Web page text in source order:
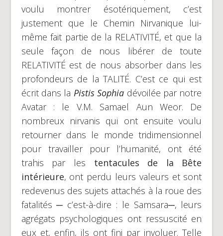
voulu montrer ésotériquement, c’est
justement que le Chemin Nirvanique lui-
même fait partie de la RELATIVITÉ, et que la
seule façon de nous libérer de toute
RELATIVITÉ est de nous absorber dans les
profondeurs de la TALITÉ. C’est ce qui est
écrit dans la Pistis Sophia dévoilée par notre
Avatar : le V.M. Samael Aun Weor. De
nombreux nirvanis qui ont ensuite voulu
retourner dans le monde tridimensionnel
pour travailler pour l’humanité, ont été
trahis par les tentacules de la Bête
intérieure, ont perdu leurs valeurs et sont
redevenus des sujets attachés à la roue des
fatalités ─ c’est-à-dire : le Samsara─, leurs
agrégats psychologiques ont ressuscité en
eux et, enfin, ils ont fini par involuer. Telle